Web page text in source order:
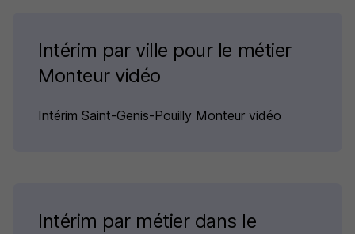
Intérim par ville pour le métier
Monteur vidéo
Intérim Saint-Genis-Pouilly Monteur vidéo
Intérim par métier dans le